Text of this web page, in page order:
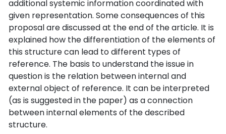
additional systemic information coordinated with
given representation. Some consequences of this
proposal are discussed at the end of the article. It is
explained how the differentiation of the elements of
this structure can lead to different types of
reference. The basis to understand the issue in
question is the relation between internal and
external object of reference. It can be interpreted
(as is suggested in the paper) as a connection
between internal elements of the described
structure.